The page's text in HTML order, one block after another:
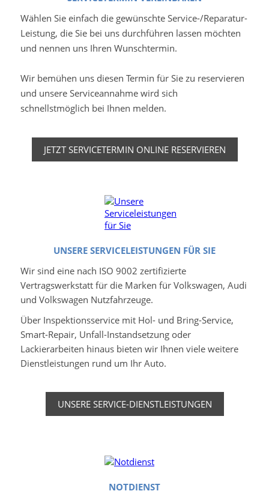
Wählen Sie einfach die gewünschte Service-/Reparatur-
Leistung, die Sie bei uns durchführen lassen möchten
und nennen uns Ihren Wunschtermin.
Wir bemühen uns diesen Termin für Sie zu reservieren
und unsere Serviceannahme wird sich
schnellstmöglich bei Ihnen melden.
JETZT SERVICETERMIN ONLINE RESERVIEREN
UNSERE SERVICELEISTUNGEN FÜR SIE
Wir sind eine nach ISO 9002 zertifizierte
Vertragswerkstatt für die Marken für Volkswagen, Audi
und Volkswagen Nutzfahrzeuge.
Über Inspektionsservice mit Hol- und Bring-Service,
Smart-Repair, Unfall-Instandsetzung oder
Lackierarbeiten hinaus bieten wir Ihnen viele weitere
Dienstleistungen rund um Ihr Auto.
UNSERE SERVICE-DIENSTLEISTUNGEN
NOTDIENST